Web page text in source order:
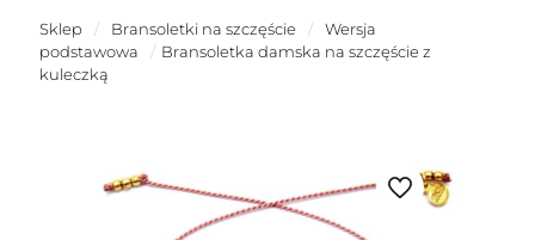
Sklep / Bransoletki na szczęście /
Wersja
podstawowa
/ Bransoletka damska na szczęście z
kuleczką